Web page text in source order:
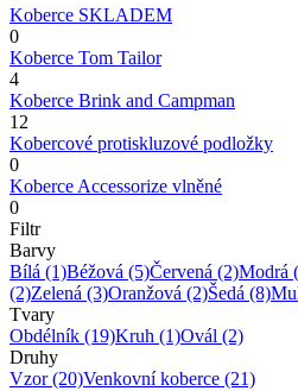
Koberce SKLADEM
0
Koberce Tom Tailor
4
Koberce Brink and Campman
12
Kobercové protiskluzové podložky
0
Koberce Accessorize vlněné
0
Filtr
Barvy
Bílá (1)Béžová (5)Červená (2)Modrá
(2)Zelená (3)Oranžová (2)Šedá (8)
Tvary
Obdélník (19)Kruh (1)Ovál (2)
Druhy
Vzor(20)Venkovní koberce (21)